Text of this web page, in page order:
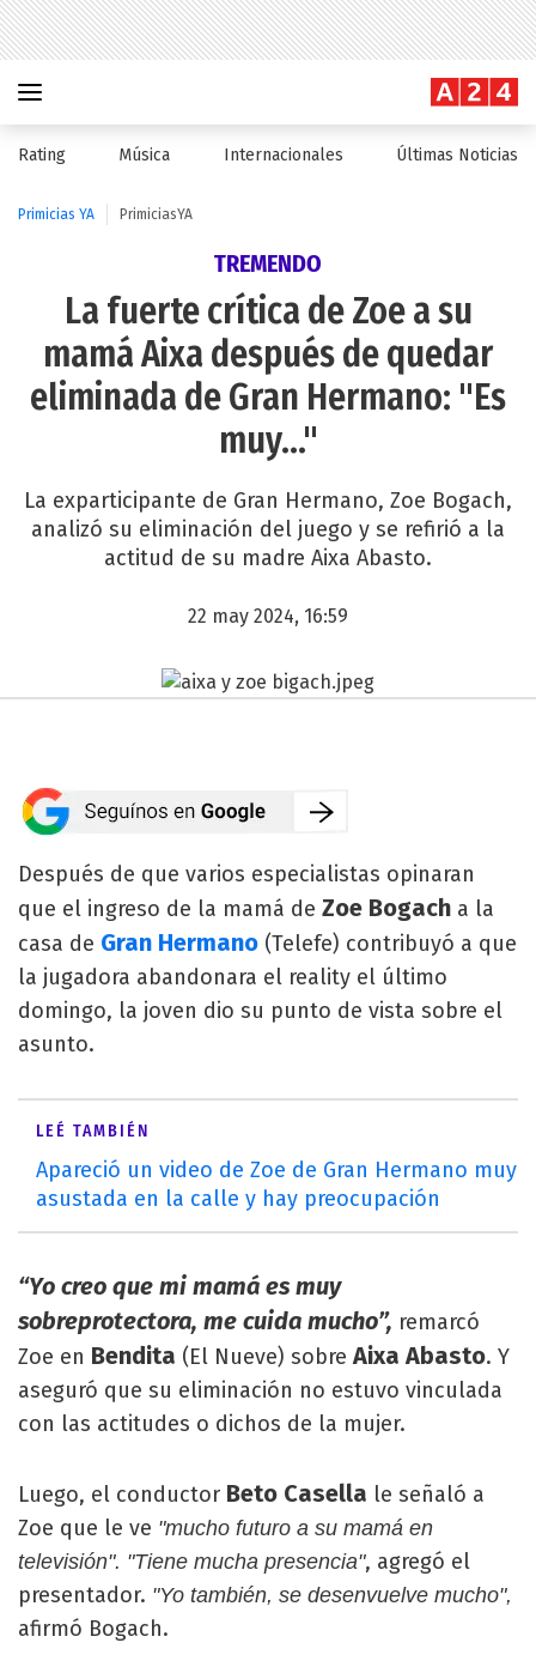
Rating Música Internacionales Últimas Noticias
Primicias YA PrimiciasYA
TREMENDO
La fuerte crítica de Zoe a su
mamá Aixa después de quedar
eliminada de Gran Hermano: "Es
muy..."
La exparticipante de Gran Hermano, Zoe Bogach,
analizó su eliminación del juego y se refirió a la
actitud de su madre Aixa Abasto.
22 may 2024, 16:59
Después de que varios especialistas opinaran
que el ingreso de la mamá de Zoe Bogach a la
casa de Gran Hermano (Telefe) contribuyó a que
la jugadora abandonara el reality el último
domingo, la joven dio su punto de vista sobre el
asunto.
LEÉ TAMBIÉN
Apareció un video de Zoe de Gran Hermano muy
asustada en la calle y hay preocupación
“Yo creo que mi mamá es muy
sobreprotectora, me cuida mucho”, remarcó
Zoe en Bendita (El Nueve) sobreAixa Abasto. Y
aseguró que su eliminación no estuvo vinculada
con las actitudes o dichos de la mujer.
Luego, el conductor Beto Casella le señaló a
Zoe que le ve "mucho futuro a su mamá en
televisión". "Tiene mucha presencia", agregó el
presentador. "Yo también, se desenvuelve mucho",
afirmó Bogach.